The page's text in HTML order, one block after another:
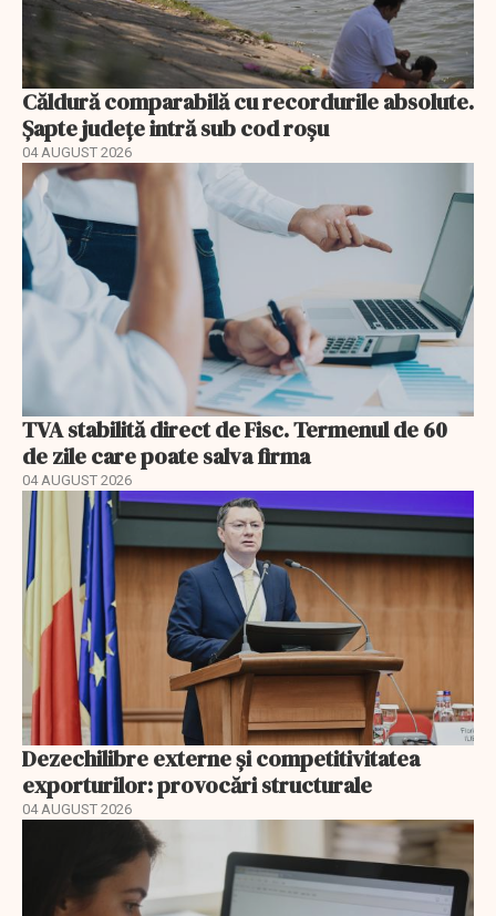
Căldură comparabilă cu recordurile absolute.
Șapte județe intră sub cod roșu
04 AUGUST 2026
TVA stabilită direct de Fisc. Termenul de 60
de zile care poate salva firma
04 AUGUST 2026
Dezechilibre externe și competitivitatea
exporturilor: provocări structurale
04 AUGUST 2026